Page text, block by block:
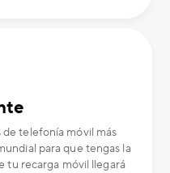
de telefonía móvil más
para que tengas la
tu recarga móvil llegará